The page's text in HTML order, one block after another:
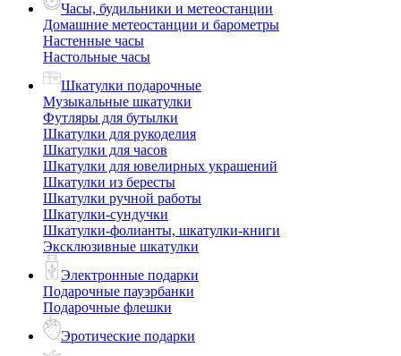
Часы, будильники и метеостанции
Домашние метеостанции и барометры
Настенные часы
Настольные часы
Шкатулки подарочные
Музыкальные шкатулки
Футляры для бутылки
Шкатулки для рукоделия
Шкатулки для часов
Шкатулки для ювелирных украшений
Шкатулки из бересты
Шкатулки ручной работы
Шкатулки-сундучки
Шкатулки-фолианты, шкатулки-книги
Эксклюзивные шкатулки
Электронные подарки
Подарочные пауэрбанки
Подарочные флешки
Эротические подарки